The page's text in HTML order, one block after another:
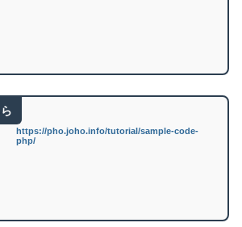
https://pho.joho.info/tutorial/sample-code-
php/